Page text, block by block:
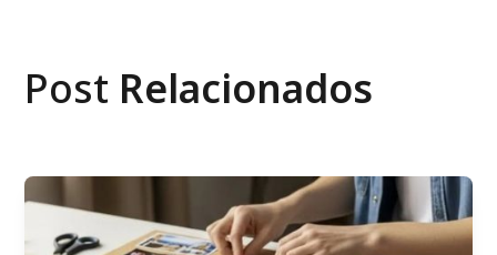
Post Relacionados